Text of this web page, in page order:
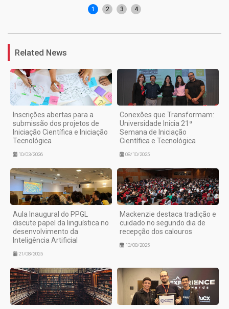
1 2 3 4
Related News
Inscrições abertas para a
submissão dos projetos de
Iniciação Científica e Iniciação
Tecnológica
10/03/2026
Conexões que Transformam:
Universidade Inicia 21ª
Semana de Iniciação
Científica e Tecnológica
08/10/2025
Aula Inaugural do PPGL
discute papel da linguística no
desenvolvimento da
Inteligência Artificial
21/08/2025
Mackenzie destaca tradição e
cuidado no segundo dia de
recepção dos calouros
13/08/2025